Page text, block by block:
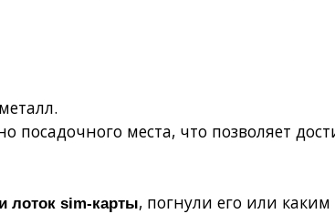
посадочного места, что позволяет
лоток sim-карты, погнули его или